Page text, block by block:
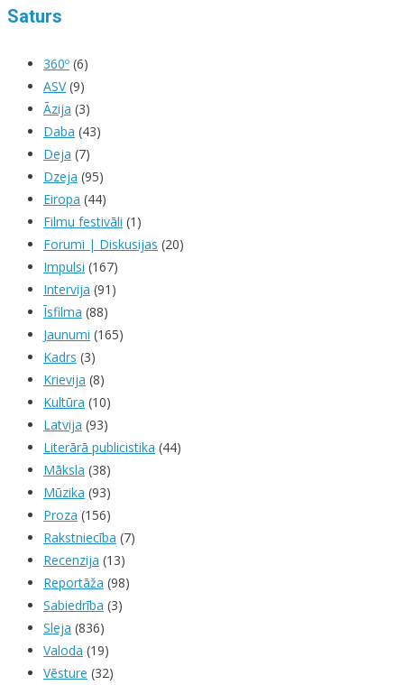
Saturs
360º (6)
ASV(9)
Āzija (3)
Daba (43)
Deja (7)
Dzeja (95)
Eiropa (44)
Filmu festivāli (1)
Forumi | Diskusijas (20)
Impulsi (167)
Intervija (91)
Īsfilma (88)
Jaunumi (165)
Kadrs (3)
Krievija (8)
Kultūra (10)
Latvija (93)
Literārā publicistika (44)
Māksla (38)
Mūzika (93)
Proza (156)
Rakstniecība (7)
Recenzija (13)
Reportāža (98)
Sabiedrība (3)
Sleja (836)
Valoda (19)
Vēsture (32)